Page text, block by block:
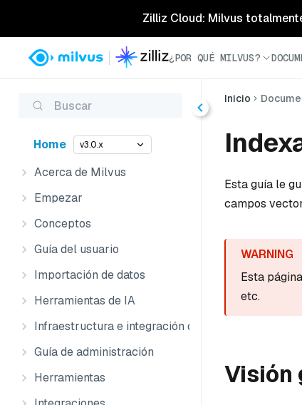
Zilliz Cloud: Milvus
¿POR QUÉ MILVUS?
Buscar
Home v3.0.x
Acerca de Milvus
Empezar
Conceptos
Guía del usuario
Importación de datos
Herramientas de IA
Infraestructura e integración de datos
Guía de administración
Herramientas
Inicio
Esta guía le
campos
Esta
etc.
Visión